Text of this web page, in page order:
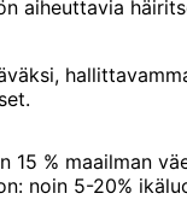
aiheuttavia
% maailman
noin 5-20%